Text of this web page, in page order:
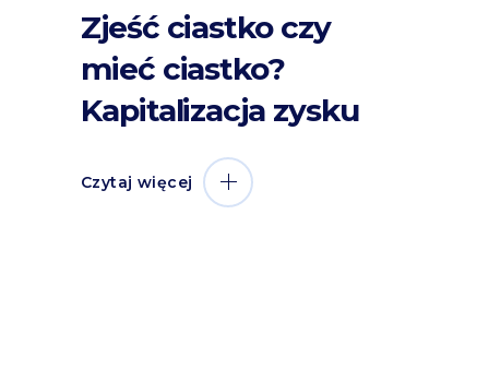
Zjeść ciastko czy
mieć ciastko?
Kapitalizacja zysku
Czytaj więcej